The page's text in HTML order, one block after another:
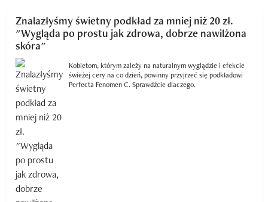
Znalazłyśmy świetny podkład za mniej niż 20 zł.
"Wygląda po prostu jak zdrowa, dobrze nawilżona
skóra"
Kobietom, którym zależy na naturalnym wyglądzie i efekcie
świeżej cery na co dzień, powinny przyjrzeć się podkładowi
Perfecta Fenomen C. Sprawdźcie dlaczego.